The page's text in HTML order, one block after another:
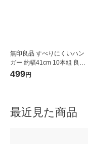
無印良品 すべりにくいハン
ガー 約幅41cm 10本組 良品
計画
499円
最近見た商品